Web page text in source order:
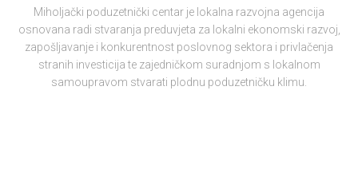
Miholjački poduzetnički centar je lokalna razvojna agencija
osnovana radi stvaranja preduvjeta za lokalni ekonomski razvoj,
zapošljavanje i konkurentnost poslovnog sektora i privlačenja
stranih investicija te zajedničkom suradnjom s lokalnom
samoupravom stvarati plodnu poduzetničku klimu.